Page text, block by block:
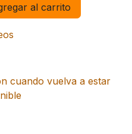
al carrito
cuando vuelva a estar